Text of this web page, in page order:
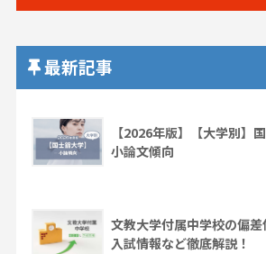
最新記事
【2026年版】【大学別】
小論文傾向
文教大学付属中学校の偏
入試情報など徹底解説！